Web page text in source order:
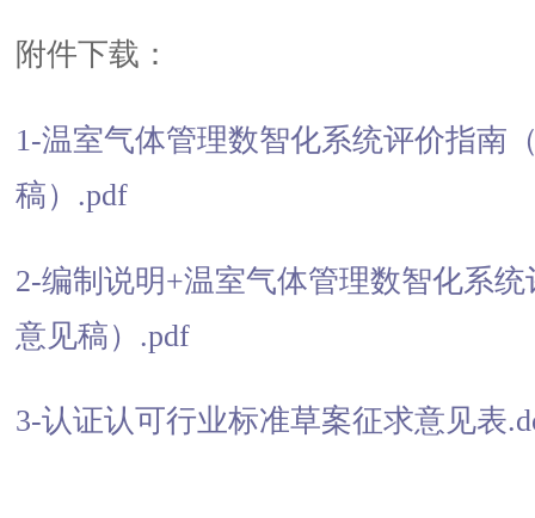
附件下载：
1-温室气体管理数智化系统评价指南
稿）.pdf
2-编制说明+温室气体管理数智化系
意见稿）.pdf
3-认证认可行业标准草案征求意见表